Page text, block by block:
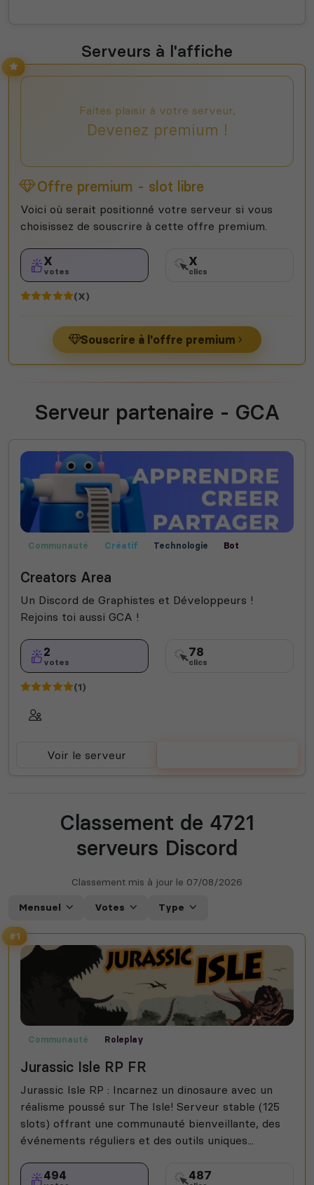
Serveurs à l'affiche
Faites plaisir à votre serveur,
Devenez premium !
Offre premium - slot libre
Voici où serait positionné votre serveur si vous
choisissez de souscrire à cette offre premium.
X
votes
X
clics
(X)
Souscrire à l'offre premium
Serveur partenaire - GCA
Communauté Créatif Technologie
Bot
Films
Among Us
Manga
Call of Duty Rocket League
Roleplay
Semi-RP
Valorant
Creators Area
Un Discord de Graphistes et Développeurs !
Rejoins toi aussi GCA !
2
votes
78
clics
(1)
Voir le serveur
Classement de 4721
serveurs Discord
Classement mis à jour le 07/08/2026
Mensuel Votes Type
#1
Communauté Roleplay
Jurassic Isle RP FR
Jurassic Isle RP : Incarnez un dinosaure avec un
réalisme poussé sur The Isle! Serveur stable (125
slots) offrant une communauté bienveillante, des
événements réguliers et des outils uniques...
494 487